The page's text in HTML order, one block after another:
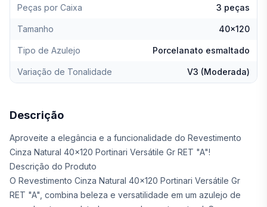
Peças por Caixa 3 peças
Tamanho 40x120
Tipo de Azulejo Porcelanato esmaltado
Variação de Tonalidade V3 (Moderada)
Descrição
Aproveite a elegância e a funcionalidade do Revestimento
Cinza Natural 40x120 Portinari Versátile Gr RET "A"!
Descrição do Produto
O Revestimento Cinza Natural 40x120 Portinari Versátile Gr
RET "A", combina beleza e versatilidade em um azulejo de